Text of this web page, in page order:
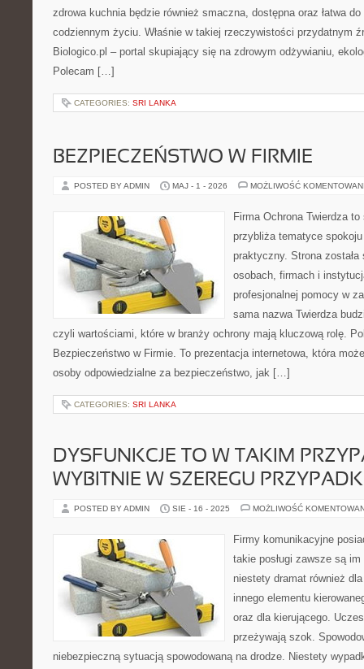
zdrowa kuchnia będzie również smaczna, dostępna oraz łatwa do
codziennym życiu. Właśnie w takiej rzeczywistości przydatnym
Biologico.pl – portal skupiający się na zdrowym odżywianiu,
Polecam […]
CATEGORIES: SRI LANKA
BEZPIECZEŃSTWO W FIRMIE
POSTED BY ADMIN MAJ - 1 - 2026 MOŻLIWOŚĆ
Firma Ochrona Twierdza
przybliża tematyce
praktyczny. Strona
osobach, firmach i
profesjonalnej pomocy w
sama nazwa Twierdza
czyli wartościami, które w branży ochrony mają kluczową rolę.
Bezpieczeństwo w Firmie. To prezentacja internetowa, która
osoby odpowiedzialne za bezpieczeństwo, jak […]
CATEGORIES: SRI LANKA
DYSFUNKCJE TO W TAKIM
WYBITNIE W SZEREGU
POSTED BY ADMIN SIE - 16 - 2025 MOŻLIWOŚĆ
Firmy komunikacyjne
takie posługi zawsze są
niestety dramat również
innego elementu
oraz dla kierującego.
przeżywają szok.
niebezpieczną sytuacją spowodowaną na drodze. Niestety